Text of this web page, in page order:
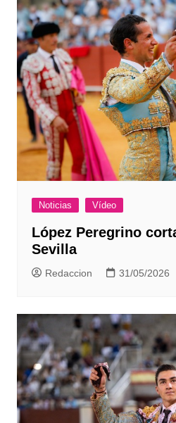
Noticias Vídeo
López Peregrino
Sevilla
Redaccion 31/05/2026